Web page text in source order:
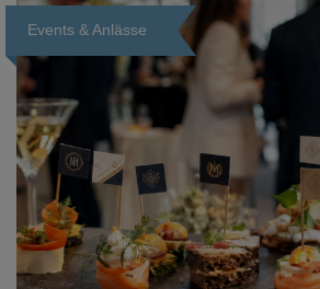
Events & Anlässe
Loading...